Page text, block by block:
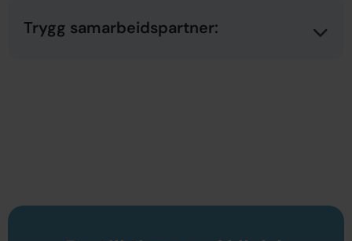
Trygg samarbeidspartner: